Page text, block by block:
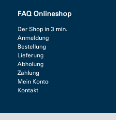
FAQ Onlineshop
Der Shop in 3 min.
Anmeldung
Bestellung
Lieferung
Abholung
Zahlung
Mein Konto
Kontakt